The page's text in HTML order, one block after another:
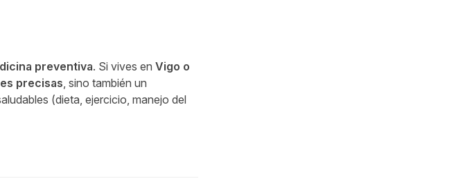
preventiva. Si vives enVigo o
precisas , sino también un
(dieta, ejercicio, manejo del